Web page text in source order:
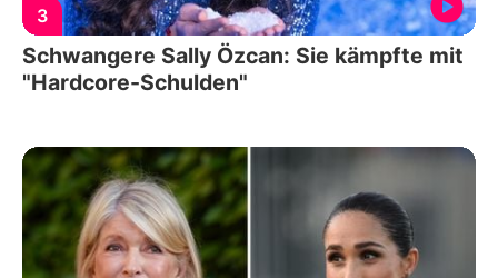
3
Schwangere Sally Özcan: Sie kämpfte mit
"Hardcore-Schulden"